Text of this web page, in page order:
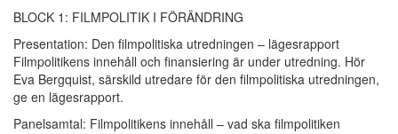
BLOCK 1: FILMPOLITIK I FÖRÄNDRING
Presentation: Den filmpolitiska utredningen – lägesrapport
Filmpolitikens innehåll och finansiering är under utredning. Hör
Eva Bergquist, särskild utredare för den filmpolitiska utredningen,
ge en lägesrapport.
Panelsamtal: Filmpolitikens innehåll – vad ska filmpolitiken